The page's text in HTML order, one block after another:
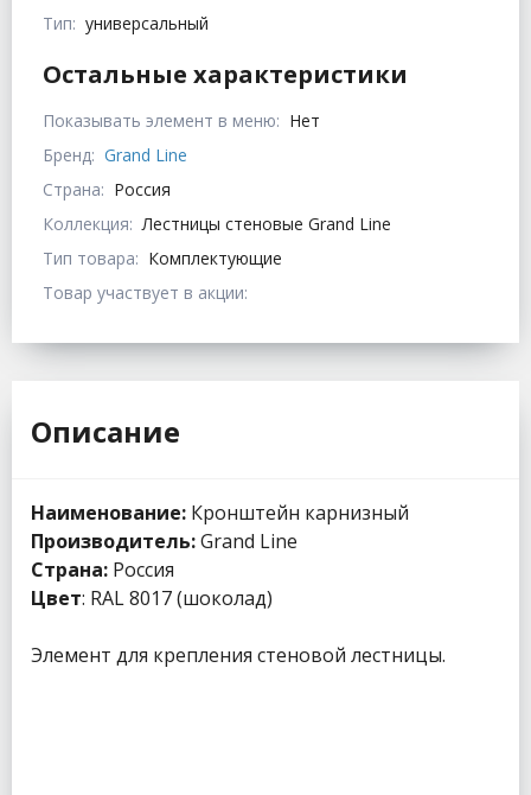
Тип: универсальный
Остальные характеристики
Показывать элемент в меню: Нет
Бренд: Grand Line
Страна: Россия
Коллекция: Лестницы стеновые Grand Line
Тип товара: Комплектующие
Товар участвует в акции:
Описание
Наименование: Кронштейн карнизный
Производитель:Grand Line
Страна: Россия
Цвет: RAL 8017 (шоколад)
Элемент для крепления стеновой лестницы.